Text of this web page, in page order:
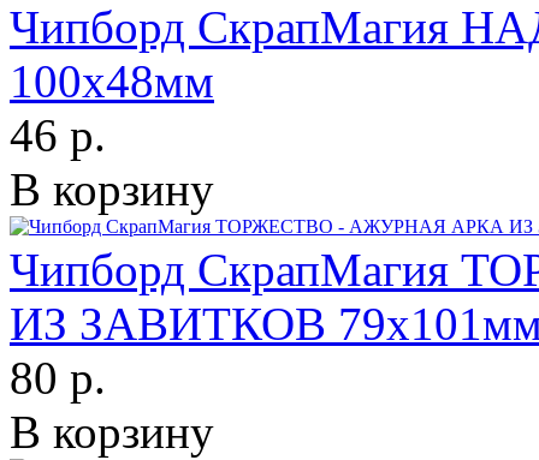
Чипборд СкрапМагия
100х48мм
46 р.
В корзину
Чипборд СкрапМагия
ИЗ ЗАВИТКОВ
80 р.
В корзину